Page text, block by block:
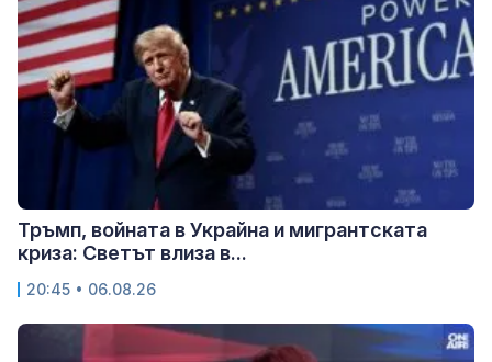
Тръмп, войната в Украйна и мигрантската
криза: Светът влиза в...
20:45 • 06.08.26